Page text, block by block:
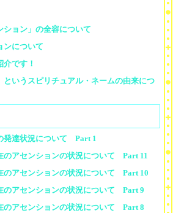
ョン」の全容について
ンについて
です！
というスピリチュアル・ネームの由来につ
発達状況について Part 1
のアセンションの状況について Part 11
のアセンションの状況について Part 10
のアセンションの状況について Part 9
のアセンションの状況について Part 8